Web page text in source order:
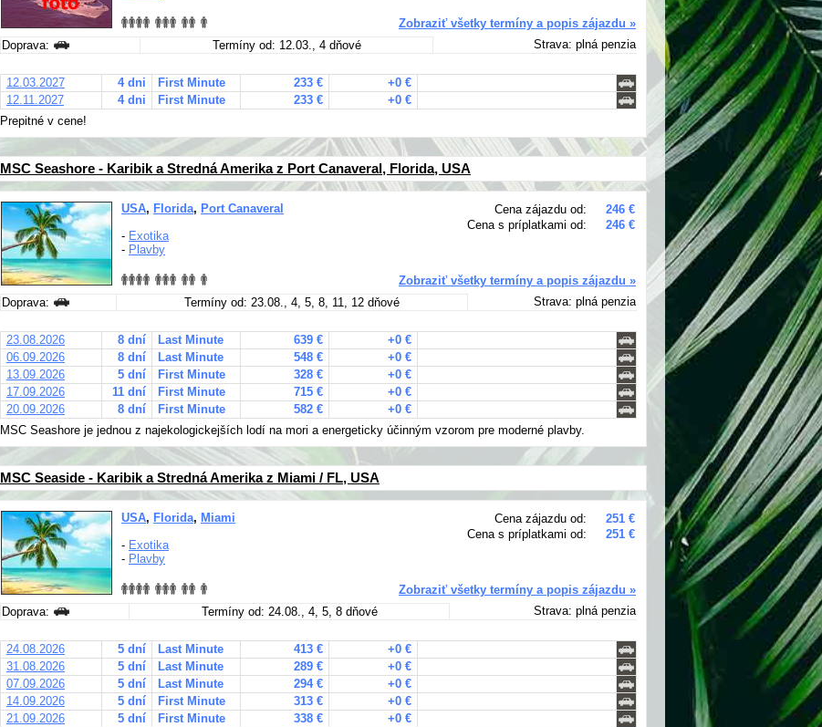
Zobraziť všetky termíny a popis zájazdu »
Doprava:
Termíny od: 12.03., 4 dňové Strava: plná penzia
12.03.2027 4 dni First Minute 233 €
+0 €
12.11.2027
4 dni First Minute 233 €
+0 €
Prepitné v cene!
MSC Seashore - Karibik a Stredná Amerika z Port Canaveral, Florida, USA
Cena zájazdu od:
246 €
Cena s príplatkami od:
246 €
USA, Florida, Port Canaveral
- Exotika
- Plavby
Zobraziť všetky termíny a popis zájazdu »
Doprava:
Termíny od: 23.08., 4, 5, 8, 11, 12 dňové Strava: plná penzia
23.08.2026 8 dní Last Minute 639 €
+0 €
06.09.2026
8 dní Last Minute 548 €
+0 €
13.09.2026
5 dní First Minute 328 €
+0 €
17.09.2026
11 dní First Minute 715 €
+0 €
20.09.2026
8 dní First Minute 582 €
+0 €
MSC Seashore je jednou z najekologickejších lodí na mori a energeticky účinným vzorom pre moderné plavby.
MSC Seaside - Karibik a Stredná Amerika z Miami / FL, USA
Cena zájazdu od:
251 €
Cena s príplatkami od:
251 €
USA, Florida, Miami
- Exotika
- Plavby
Zobraziť všetky termíny a popis zájazdu »
Doprava:
Termíny od: 24.08., 4, 5, 8 dňové Strava: plná penzia
24.08.2026 5 dní Last Minute 413 €
+0 €
31.08.2026
5 dní Last Minute 289 €
+0 €
07.09.2026
5 dní Last Minute 294 €
+0 €
14.09.2026
5 dní First Minute 313 €
+0 €
21.09.2026
5 dní First Minute 338 €
+0 €